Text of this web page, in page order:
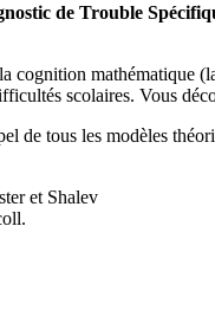
de Trouble
cognition
scolaires. Vous
de tous les modèles
et Shalev